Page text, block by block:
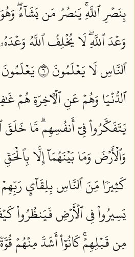
بِنَصۡرِ ٱللَّهِۚ يَنصُرُ مَن يَشَآءُۖ وَهُوَ
وَعۡدَ ٱللَّهِۖ لَا يُخۡلِفُ ٱللَّهُ
ٱلنَّاسِ لَا يَعۡلَمُونَ ٦
ٱلدُّنۡيَا وَهُمۡ عَنِ ٱلۡأٓخِرَةِ هُمۡ
يَتَفَكَّرُواْ فِيٓ أَنفُسِهِمۗ مَّا
وَٱلۡأَرۡضَ وَمَا بَيۡنَهُمَآ إِلَّا
كَثِيرٗا مِّنَ ٱلنَّاسِ بِلِقَآيِٕ
يَسِيرُواْ فِي ٱلۡأَرۡضِ فَيَنظُرُواْ
مِن قَبۡلِهِمۡۚ كَانُوٓاْ أَشَدَّ مِنۡهُمۡ